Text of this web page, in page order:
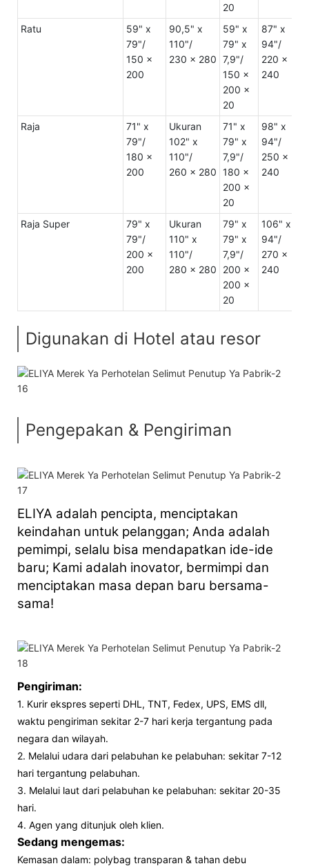
20
Ratu
59" x
79"/
150 x
200
90,5" x
110"/
230 x 280
59" x
79" x
7,9"/
150 x
200 x
20
87" x
94"/
220 x
240
Raja
71" x
79"/
180 x
200
Ukuran
102" x
110"/
260 x 280
71" x
79" x
7,9"/
180 x
200 x
20
98" x
94"/
250 x
240
Raja Super
79" x
79"/
200 x
200
Ukuran
110" x
110"/
280 x 280
79" x
79" x
7,9"/
200 x
200 x
20
106" x
94"/
270 x
240
Digunakan di Hotel atau resor
Pengepakan & Pengiriman
ELIYA adalah pencipta, menciptakan
keindahan untuk pelanggan; Anda adalah
pemimpi, selalu bisa mendapatkan ide-ide
baru; Kami adalah inovator, bermimpi dan
menciptakan masa depan baru bersama-
sama!
Pengiriman:
1. Kurir ekspres seperti DHL, TNT, Fedex, UPS, EMS dll,
waktu pengiriman sekitar 2-7 hari kerja tergantung pada
negara dan wilayah.
2. Melalui udara dari pelabuhan ke pelabuhan: sekitar 7-12
hari tergantung pelabuhan.
3. Melalui laut dari pelabuhan ke pelabuhan: sekitar 20-35
hari.
4. Agen yang ditunjuk oleh klien.
Sedang mengemas:
Kemasan dalam: polybag transparan & tahan debu